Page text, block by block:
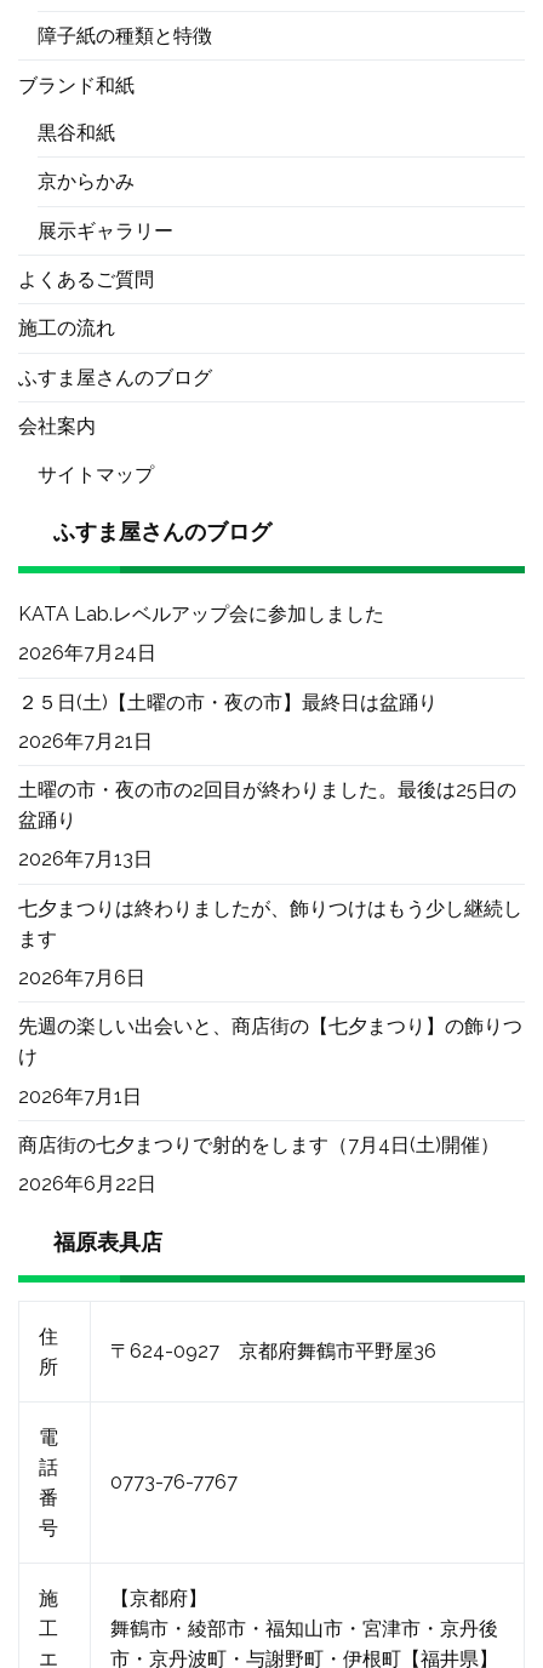
障子紙の種類と特徴
ブランド和紙
黒谷和紙
京からかみ
展示ギャラリー
よくあるご質問
施工の流れ
ふすま屋さんのブログ
会社案内
サイトマップ
ふすま屋さんのブログ
KATA Lab.レベルアップ会に参加しました
2026年7月24日
２５日(土)【土曜の市・夜の市】最終日は盆踊り
2026年7月21日
土曜の市・夜の市の2回目が終わりました。最後は25日の
盆踊り
2026年7月13日
七夕まつりは終わりましたが、飾りつけはもう少し継続し
ます
2026年7月6日
先週の楽しい出会いと、商店街の【七夕まつり】の飾りつ
け
2026年7月1日
商店街の七夕まつりで射的をします（7月4日(土)開催）
2026年6月22日
福原表具店
住
所
〒624-0927 京都府舞鶴市平野屋36
電
話
番
号
0773-76-7767
施
工
エ
【京都府】
舞鶴市・綾部市・福知山市・宮津市・京丹後
市・京丹波町・与謝野町・伊根町【福井県】